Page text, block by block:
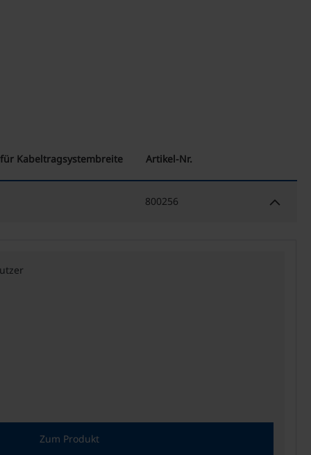
Kabeltragsystembreite Artikel-Nr.
800256 keyboard_arrow_down
Zum Produkt